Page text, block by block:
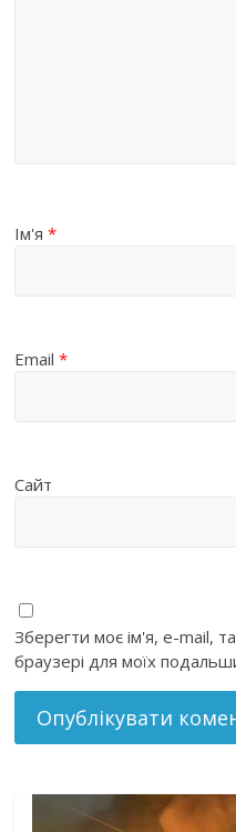
Ім'я*
Email*
Сайт
Зберегти моє ім'я, e-mail,
браузері для моїх